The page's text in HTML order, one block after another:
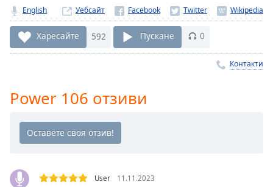
Playback
Rate
Chapters
Descriptions
selected
English Уебсайт
Харесайте 592 Пускане 0
Контакти
Power 106 отзиви
User 11.11.2023